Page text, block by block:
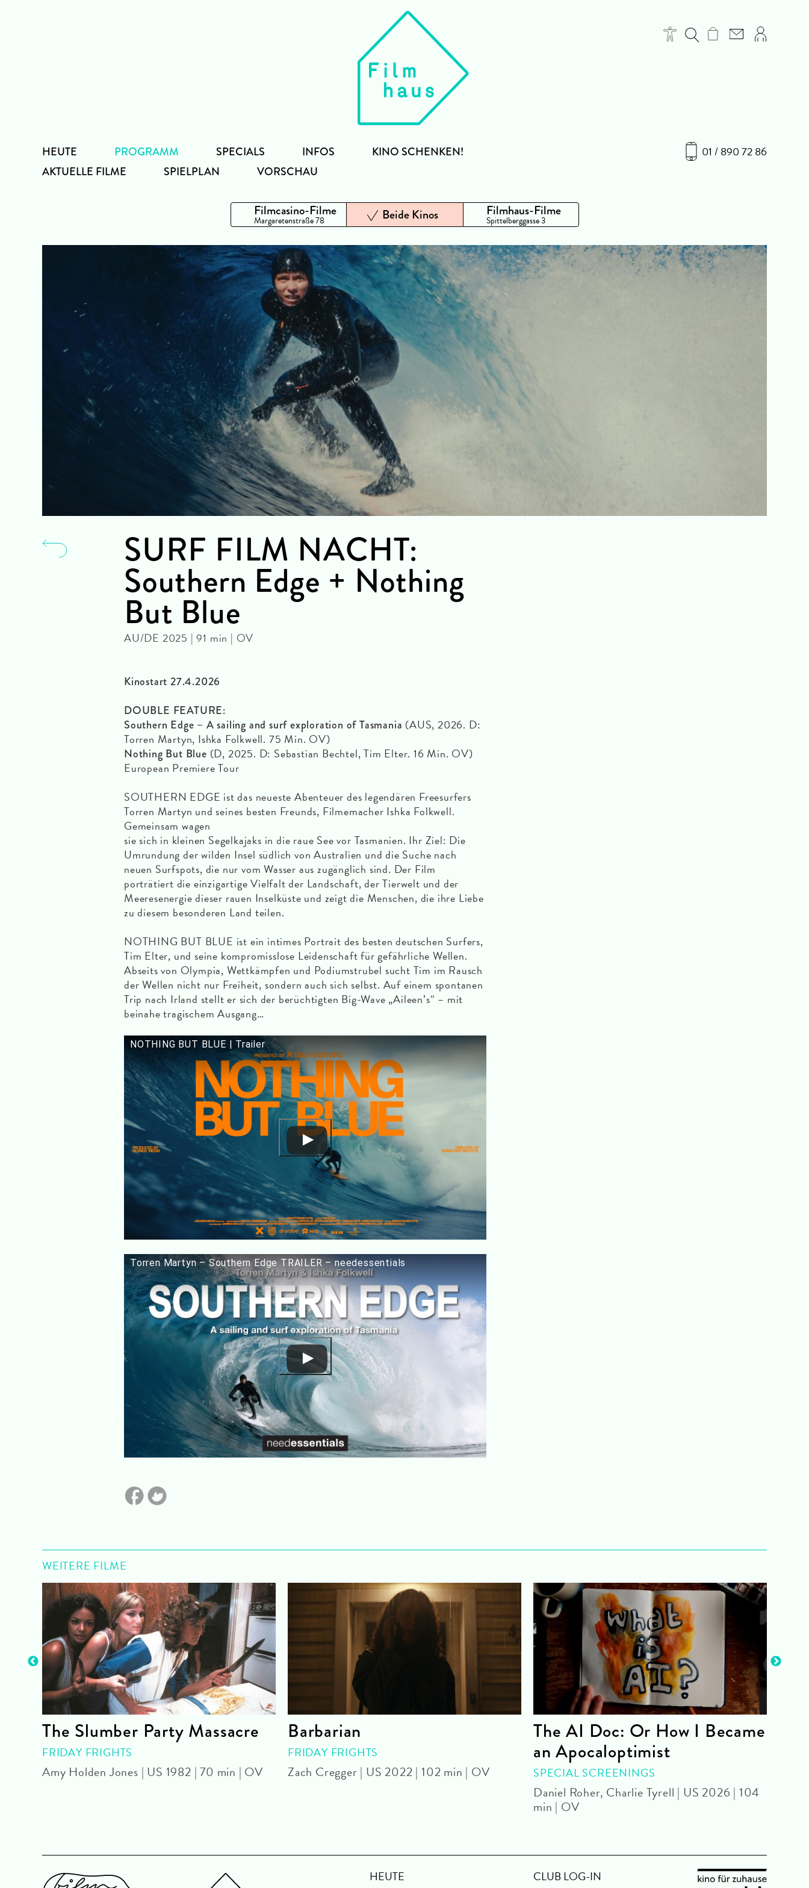
01 / 890 72 86
HEUTE
PROGRAMM
AKTUELLE FILME
SPIELPLAN VORSCHAU
SPECIALS INFOS KINO SCHENKEN!
Filmcasino-Filme
Margaretenstraße 78 Beide Kinos Filmhaus-Filme
Spittelberggasse 3
SURF FILM NACHT:
Southern Edge + Nothing
But Blue
AU/DE 2025 | 91 min | OV
Kinostart 27.4.2026
DOUBLE FEATURE:
Southern Edge – A sailing and surf exploration of Tasmania (AUS, 2026. D:
Torren Martyn, Ishka Folkwell. 75 Min. OV)
Nothing But Blue (D, 2025. D: Sebastian Bechtel, Tim Elter. 16 Min. OV)
European Premiere Tour
SOUTHERN EDGE ist das neueste Abenteuer des legendären Freesurfers
Torren Martyn und seines besten Freunds, Filmemacher Ishka Folkwell.
Gemeinsam wagen
sie sich in kleinen Segelkajaks in die raue See vor Tasmanien. Ihr Ziel: Die
Umrundung der wilden Insel südlich von Australien und die Suche nach
neuen Surfspots, die nur vom Wasser aus zugänglich sind. Der Film
porträtiert die einzigartige Vielfalt der Landschaft, der Tierwelt und der
Meeresenergie dieser rauen Inselküste und zeigt die Menschen, die ihre Liebe
zu diesem besonderen Land teilen.
NOTHING BUT BLUE ist ein intimes Portrait des besten deutschen Surfers,
Tim Elter, und seine kompromisslose Leidenschaft für gefährliche Wellen.
Abseits von Olympia, Wettkämpfen und Podiumstrubel sucht Tim im Rausch
der Wellen nicht nur Freiheit, sondern auch sich selbst. Auf einem spontanen
Trip nach Irland stellt er sich der berüchtigten Big-Wave „Aileen’s“ – mit
beinahe tragischem Ausgang…
NOTHING BUT BLUE | Trailer
Torren Martyn – Southern Edge TRAILER – needessentials
WEITERE FILME
The Slumber Party Massacre
FRIDAY FRIGHTS
Amy Holden Jones | US 1982 | 70 min | OV
Barbarian
FRIDAY FRIGHTS
Zach Cregger | US 2022 | 102 min | OV
The AI Doc: Or How I Became
an Apocaloptimist
SPECIAL SCREENINGS
Daniel Roher, Charlie Tyrell | US 2026 | 104
min | OV
HEUTE
CLUB LOG-IN